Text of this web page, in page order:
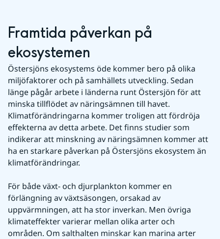
Framtida påverkan på
ekosystemen
Östersjöns ekosystems öde kommer bero på olika
miljöfaktorer och på samhällets utveckling. Sedan
länge pågår arbete i länderna runt Östersjön för att
minska tillflödet av näringsämnen till havet.
Klimatförändringarna kommer troligen att fördröja
effekterna av detta arbete. Det finns studier som
indikerar att minskning av näringsämnen kommer att
ha en starkare påverkan på Östersjöns ekosystem än
klimatförändringar.
För både växt- och djurplankton kommer en
förlängning av växtsäsongen, orsakad av
uppvärmningen, att ha stor inverkan. Men övriga
klimateffekter varierar mellan olika arter och
områden. Om salthalten minskar kan marina arter